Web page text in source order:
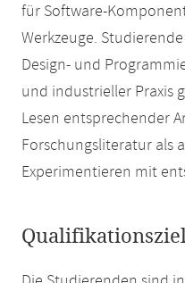
für Software-
Werkzeuge.
Design- und
und industrieller Praxis
Lesen entsprechender
Forschungsliteratur als
Experimentieren mit